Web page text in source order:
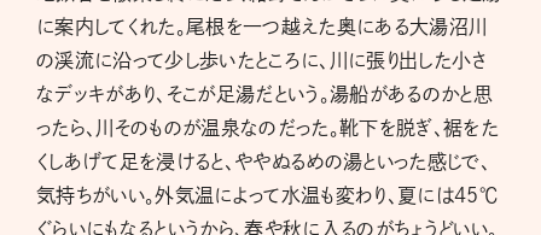
に案内してくれた。尾根を一つ越えた奥にある大湯沼川
の渓流に沿って少し歩いたところに、川に張り出した小さ
なデッキがあり、そこが足湯だという。湯船があるのかと思
ったら、川そのものが温泉なのだった。靴下を脱ぎ、裾をた
くしあげて足を浸けると、ややぬるめの湯といった感じで、
気持ちがいい。外気温によって水温も変わり、夏には45℃
ぐらいにもなるというから、春や秋に入るのがちょうどいい。